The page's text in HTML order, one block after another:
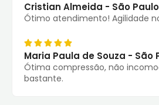
Cristian Almeida - São
Ótimo atendimento! Agilidade
Maria Paula de Souza - São
Ótima compressão, não
bastante.